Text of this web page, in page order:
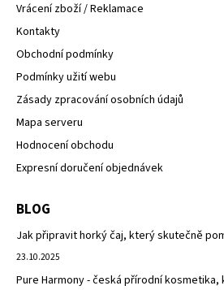
Vrácení zboží / Reklamace
Kontakty
Obchodní podmínky
Podmínky užití webu
Zásady zpracování osobních údajů
Mapa serveru
Hodnocení obchodu
Expresní doručení objednávek
BLOG
Jak připravit horký čaj, který skutečně
23.10.2025
Pure Harmony - česká přírodní